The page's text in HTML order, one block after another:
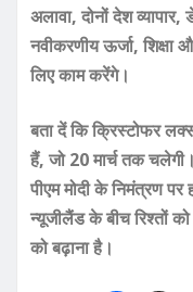
अलावा, दोनों देश
नवीकरणीय ऊर्जा, शिक्षा
लिए काम करेंगे।
बता दें कि क्रिस्टोफर
हैं, जो 20 मार्च तक
पीएम मोदी के निमंत्रण
न्यूजीलैंड के बीच रिश्तों
को बढ़ाना है।